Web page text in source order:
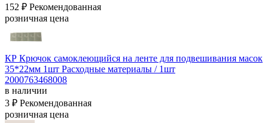
152 ₽ Рекомендованная
розничная цена
КР Крючок самоклеющийся на ленте для подвешивания масок
35*22мм 1шт Расходные материалы / 1шт
2000763468008
в наличии
3 ₽ Рекомендованная
розничная цена